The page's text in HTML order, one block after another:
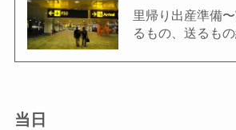
里帰り出産準備
るもの、送るも
当日